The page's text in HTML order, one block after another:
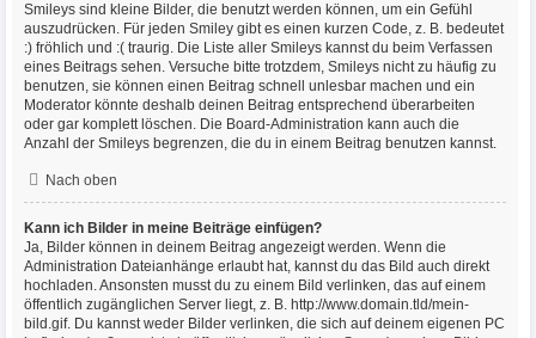
Smileys sind kleine Bilder, die benutzt werden können, um ein Gefühl
auszudrücken. Für jeden Smiley gibt es einen kurzen Code, z. B. bedeutet
:) fröhlich und :( traurig. Die Liste aller Smileys kannst du beim Verfassen
eines Beitrags sehen. Versuche bitte trotzdem, Smileys nicht zu häufig zu
benutzen, sie können einen Beitrag schnell unlesbar machen und ein
Moderator könnte deshalb deinen Beitrag entsprechend überarbeiten
oder gar komplett löschen. Die Board-Administration kann auch die
Anzahl der Smileys begrenzen, die du in einem Beitrag benutzen kannst.
Nach oben
Kann ich Bilder in meine Beiträge einfügen?
Ja, Bilder können in deinem Beitrag angezeigt werden. Wenn die
Administration Dateianhänge erlaubt hat, kannst du das Bild auch direkt
hochladen. Ansonsten musst du zu einem Bild verlinken, das auf einem
öffentlich zugänglichen Server liegt, z. B. http://www.domain.tld/mein-
bild.gif. Du kannst weder Bilder verlinken, die sich auf deinem eigenen PC